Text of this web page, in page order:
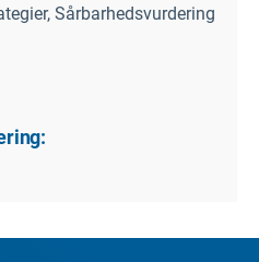
Sårbarhedsvurdering